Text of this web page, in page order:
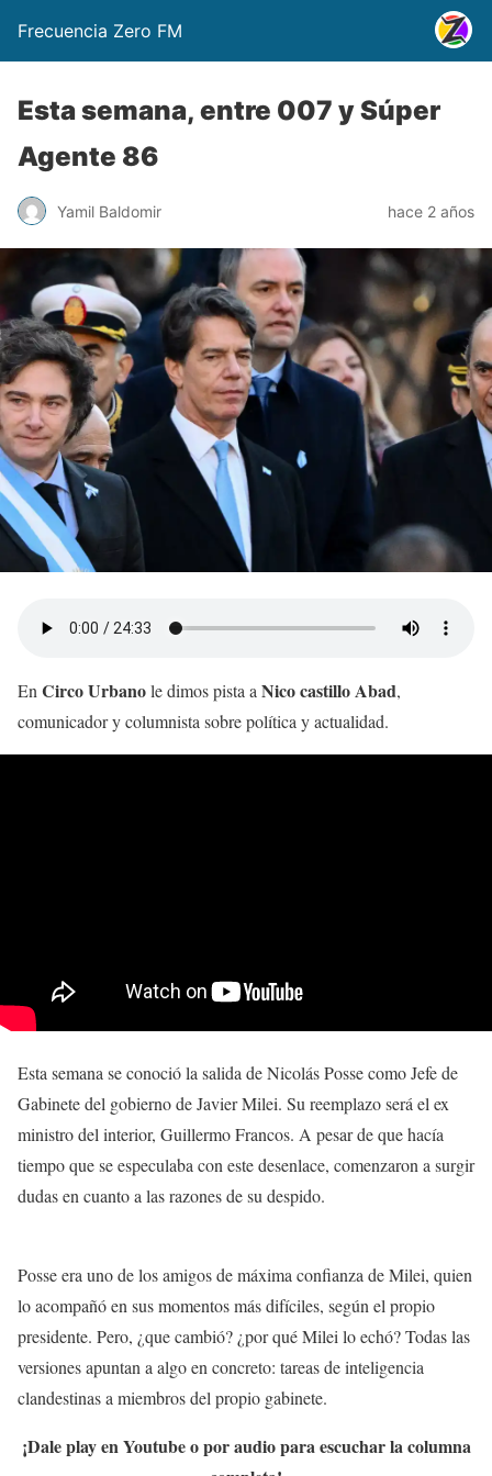
Frecuencia Zero FM
Esta semana, entre 007 y Súper
Agente 86
Yamil Baldomir hace 2 años
En Circo Urbanole dimos pista a Nico castillo Abad,
comunicador y columnista sobre política y actualidad.
Esta semana se conoció la salida de Nicolás Posse como Jefe de
Gabinete del gobierno de Javier Milei. Su reemplazo será el ex
ministro del interior, Guillermo Francos. A pesar de que hacía
tiempo que se especulaba con este desenlace, comenzaron a surgir
dudas en cuanto a las razones de su despido.
Posse era uno de los amigos de máxima confianza de Milei, quien
lo acompañó en sus momentos más difíciles, según el propio
presidente. Pero, ¿que cambió? ¿por qué Milei lo echó? Todas las
versiones apuntan a algo en concreto: tareas de inteligencia
clandestinas a miembros del propio gabinete.
¡Dale play en Youtube o por audio para escuchar la columna